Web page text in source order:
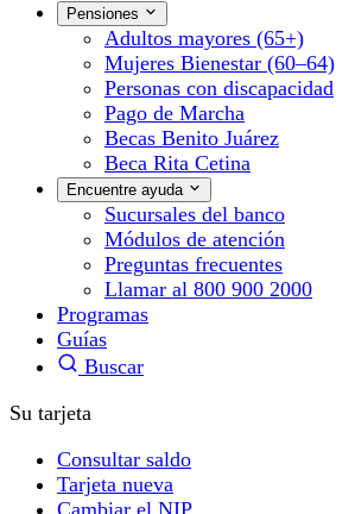
Pensiones
Adultos mayores (65+)
Mujeres Bienestar (60–64)
Personas con discapacidad
Pago de Marcha
Becas Benito Juárez
Beca Rita Cetina
Encuentre ayuda
Sucursales del banco
Módulos de atención
Preguntas frecuentes
Llamar al 800 900 2000
Programas
Guías
Buscar
Su tarjeta
Consultar saldo
Tarjeta nueva
Cambiar el NIP